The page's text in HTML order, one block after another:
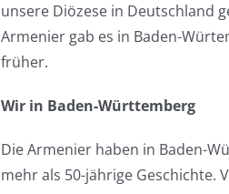
unsere Diözese in Deutschland
Armenier gab es in Baden-
früher.
Wir in Baden-Württemberg
Die Armenier haben in Baden-
mehr als 50-jährige Geschichte.